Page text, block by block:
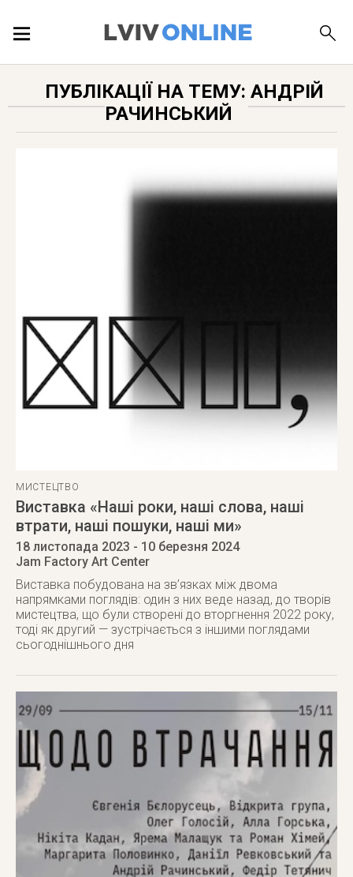
ПУБЛІКАЦІЇ НА ТЕМУ: АНДРІЙ
РАЧИНСЬКИЙ
МИСТЕЦТВО
Виставка «Наші роки, наші слова, наші
втрати, наші пошуки, наші ми»
18 листопада 2023 - 10 березня 2024
Jam Factory Art Center
Виставка побудована на зв’язках між двома
напрямками поглядів: один з них веде назад, до творів
мистецтва, що були створені до вторгнення 2022 року,
тоді як другий — зустрічається з іншими поглядами
сьогоднішнього дня